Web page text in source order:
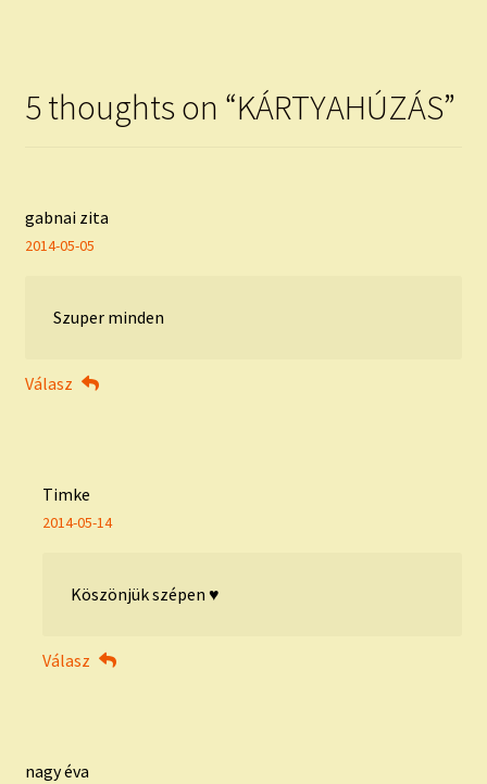
5 thoughts on “KÁRTYAHÚZÁS”
gabnai zita
2014-05-05
Szuper minden
Válasz
Timke
2014-05-14
Köszönjük szépen ♥
Válasz
nagy éva